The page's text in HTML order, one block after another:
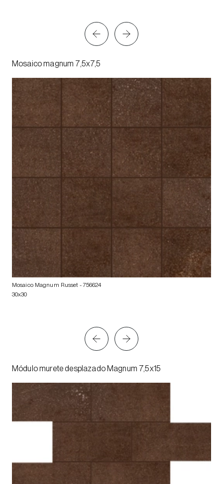
Mosaico magnum 7,5x7,5
Mosaico Magnum Russet- 756624
30x30
Módulo murete desplazado Magnum 7,5x15